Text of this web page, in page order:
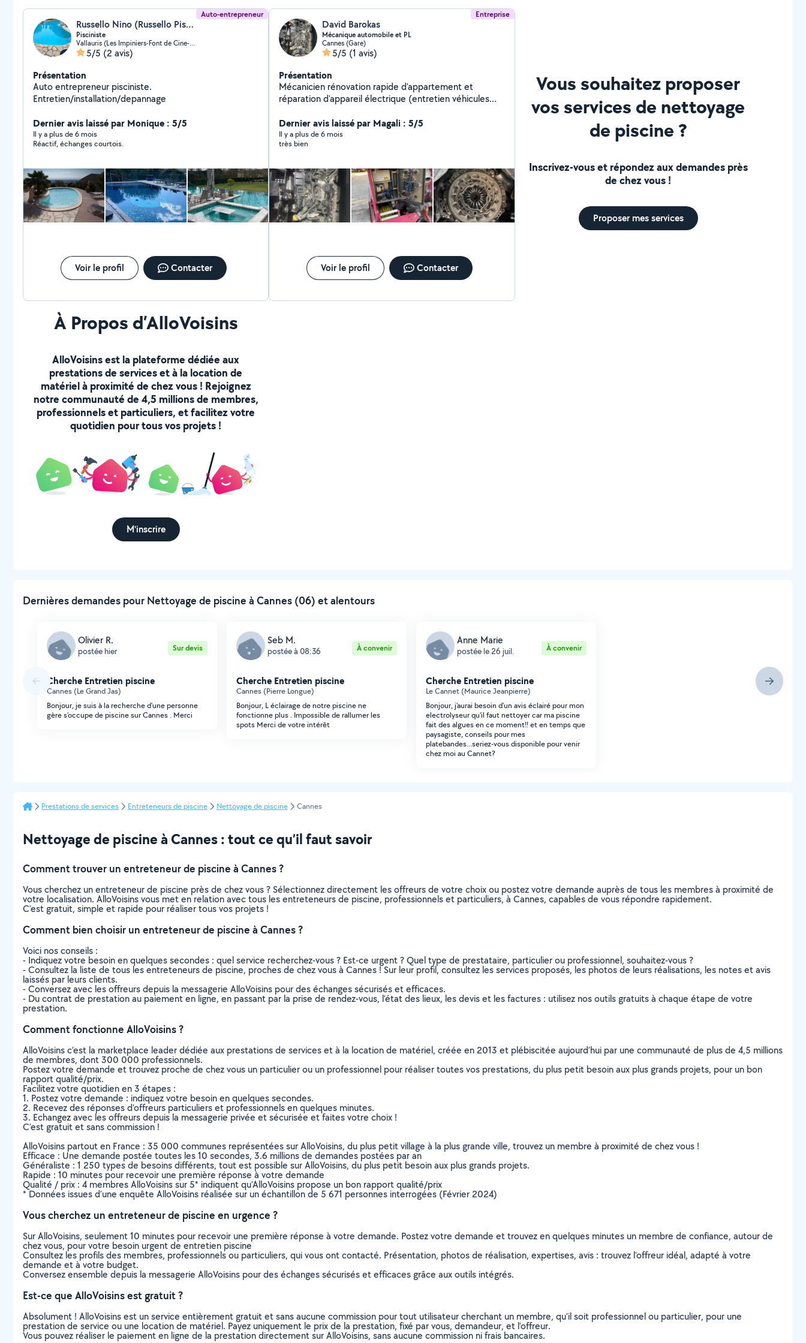
Auto-entrepreneur
Russello Nino (Russello Piscine)
Pisciniste
Vallauris (Les Impiniers-Font de Cine-Vaucontrade)
5/5 (2 avis)
Présentation
Auto entrepreneur pisciniste.
Entretien/installation/depannage
Dernier avis laissé par Monique : 5/5
Il y a plus de 6 mois
Réactif, échanges courtois.
Voir le profil Contacter
Entreprise
David Barokas
Mécanique automobile et PL
Cannes (Gare)
5/5 (1 avis)
Présentation
Mécanicien rénovation rapide d'appartement et
réparation d'appareil électrique (entretien véhicules
Dernier avis laissé par Magali : 5/5
Il y a plus de 6 mois
très bien
Voir le profil Contacter
Vous souhaitez proposer
vos services de nettoyage
de piscine ?
Inscrivez-vous et répondez aux demandes près
de chez vous !
Proposer mes services
À Propos d’AlloVoisins
AlloVoisins est la plateforme dédiée aux
prestations de services et à la location de
matériel à proximité de chez vous ! Rejoignez
notre communauté de 4,5 millions de membres,
professionnels et particuliers, et facilitez votre
quotidien pour tous vos projets !
M'inscrire
Dernières demandes pour Nettoyage de piscine à Cannes (06) et alentours
Olivier R.
postée hier Sur devis
Cherche Entretien piscine
Cannes (Le Grand Jas)
Bonjour, je suis à la recherche d'une personne
gère s'occupe de piscine sur Cannes . Merci
Seb M.
postée à 08:36 À convenir
Cherche Entretien piscine
Cannes (Pierre Longue)
Bonjour, L éclairage de notre piscine ne
fonctionne plus . Impossible de rallumer les
spots Merci de votre intérêt
Anne Marie
postée le 26 juil. À convenir
Cherche Entretien piscine
Le Cannet (Maurice Jeanpierre)
Bonjour, j'aurai besoin d'un avis éclairé pour mon
electrolyseur qu'il faut nettoyer car ma piscine
fait des algues en ce moment!! et en temps que
paysagiste, conseils pour mes
platebandes...seriez-vous disponible pour venir
chez moi au Cannet?
Prestations de services Entreteneurs de piscine Nettoyage de piscine Cannes
Nettoyage de piscine à Cannes : tout ce qu’il faut savoir
Comment trouver un entreteneur de piscine à Cannes ?
Vous cherchez un entreteneur de piscine près de chez vous ? Sélectionnez directement les offreurs de votre choix ou postez votre demande auprès de tous les membres à proximité de
votre localisation. AlloVoisins vous met en relation avec tous les entreteneurs de piscine, professionnels et particuliers, à Cannes, capables de vous répondre rapidement.
C’est gratuit, simple et rapide pour réaliser tous vos projets !
Comment bien choisir un entreteneur de piscine à Cannes ?
Voici nos conseils :
- Indiquez votre besoin en quelques secondes : quel service recherchez-vous ? Est-ce urgent ? Quel type de prestataire, particulier ou professionnel, souhaitez-vous ?
- Consultez la liste de tous les entreteneurs de piscine, proches de chez vous à Cannes ! Sur leur profil, consultez les services proposés, les photos de leurs réalisations, les notes et avis
laissés par leurs clients.
- Conversez avec les offreurs depuis la messagerie AlloVoisins pour des échanges sécurisés et efficaces.
- Du contrat de prestation au paiement en ligne, en passant par la prise de rendez-vous, l’état des lieux, les devis et les factures : utilisez nos outils gratuits à chaque étape de votre
prestation.
Comment fonctionne AlloVoisins ?
AlloVoisins c’est la marketplace leader dédiée aux prestations de services et à la location de matériel, créée en 2013 et plébiscitée aujourd’hui par une communauté de plus de 4,5 millions
de membres, dont 300 000 professionnels.
Postez votre demande et trouvez proche de chez vous un particulier ou un professionnel pour réaliser toutes vos prestations, du plus petit besoin aux plus grands projets, pour un bon
rapport qualité/prix.
Facilitez votre quotidien en 3 étapes :
1. Postez votre demande : indiquez votre besoin en quelques secondes.
2. Recevez des réponses d’offreurs particuliers et professionnels en quelques minutes.
3. Echangez avec les offreurs depuis la messagerie privée et sécurisée et faites votre choix !
C’est gratuit et sans commission !
AlloVoisins partout en France : 35 000 communes représentées sur AlloVoisins, du plus petit village à la plus grande ville, trouvez un membre à proximité de chez vous !
Efficace : Une demande postée toutes les 10 secondes, 3.6 millions de demandes postées par an
Généraliste : 1 250 types de besoins différents, tout est possible sur AlloVoisins, du plus petit besoin aux plus grands projets.
Rapide : 10 minutes pour recevoir une première réponse à votre demande
Qualité / prix : 4 membres AlloVoisins sur 5* indiquent qu’AlloVoisins propose un bon rapport qualité/prix
* Données issues d’une enquête AlloVoisins réalisée sur un échantillon de 5 671 personnes interrogées (Février 2024)
Vous cherchez un entreteneur de piscine en urgence ?
Sur AlloVoisins, seulement 10 minutes pour recevoir une première réponse à votre demande. Postez votre demande et trouvez en quelques minutes un membre de confiance, autour de
chez vous, pour votre besoin urgent de entretien piscine
Consultez les profils des membres, professionnels ou particuliers, qui vous ont contacté. Présentation, photos de réalisation, expertises, avis : trouvez l'offreur idéal, adapté à votre
demande et à votre budget.
Conversez ensemble depuis la messagerie AlloVoisins pour des échanges sécurisés et efficaces grâce aux outils intégrés.
Est-ce que AlloVoisins est gratuit ?
Absolument ! AlloVoisins est un service entièrement gratuit et sans aucune commission pour tout utilisateur cherchant un membre, qu’il soit professionnel ou particulier, pour une
prestation de service ou une location de matériel. Payez uniquement le prix de la prestation, fixé par vous, demandeur, et l’offreur.
Vous pouvez réaliser le paiement en ligne de la prestation directement sur AlloVoisins, sans aucune commission ni frais bancaires.